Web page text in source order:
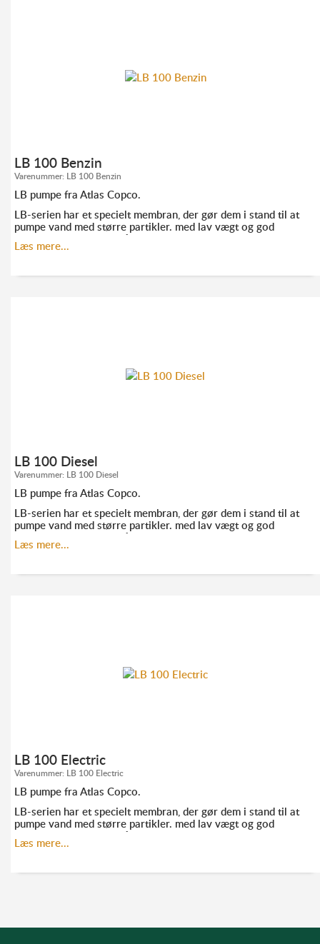
LB 100 Benzin
Varenummer: LB 100 Benzin
LB pumpe fra Atlas Copco.
LB-serien har et specielt membran, der gør dem i stand til at
pumpe vand med større partikler. med lav vægt og god
ydeevne er de ideelle på steder, hvor det er svært at komme
til.
Læs mere...
LB 100 Diesel
Varenummer: LB 100 Diesel
LB pumpe fra Atlas Copco.
LB-serien har et specielt membran, der gør dem i stand til at
pumpe vand med større partikler. med lav vægt og god
ydeevne er de ideelle på steder, hvor det er svært at komme
til.
Læs mere...
LB 100 Electric
Varenummer: LB 100 Electric
LB pumpe fra Atlas Copco.
LB-serien har et specielt membran, der gør dem i stand til at
pumpe vand med større partikler. med lav vægt og god
ydeevne er de ideelle på steder, hvor det er svært at komme
til.
Læs mere...